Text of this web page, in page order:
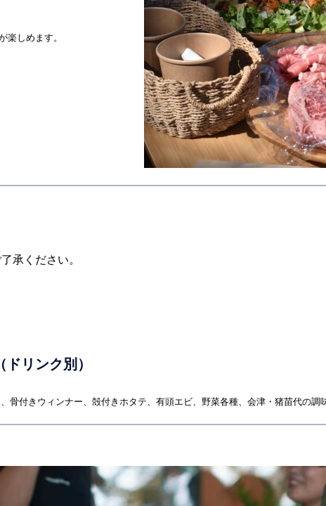
楽しめます。
承ください。
リンク別）
骨付きウィンナー、殻付きホタテ、有頭エビ、野菜各種、会津・猪苗代の調